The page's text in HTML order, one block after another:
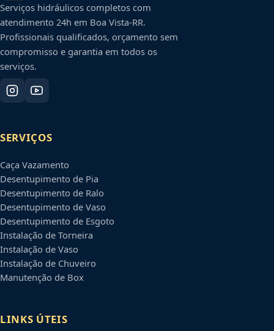
Serviços hidráulicos completos com
atendimento 24h em Boa Vista-RR.
Profissionais qualificados, orçamento sem
compromisso e garantia em todos os
serviços.
SERVIÇOS
Caça Vazamento
Desentupimento de Pia
Desentupimento de Ralo
Desentupimento de Vaso
Desentupimento de Esgoto
Instalação de Torneira
Instalação de Vaso
Instalação de Chuveiro
Manutenção de Box
LINKS ÚTEIS